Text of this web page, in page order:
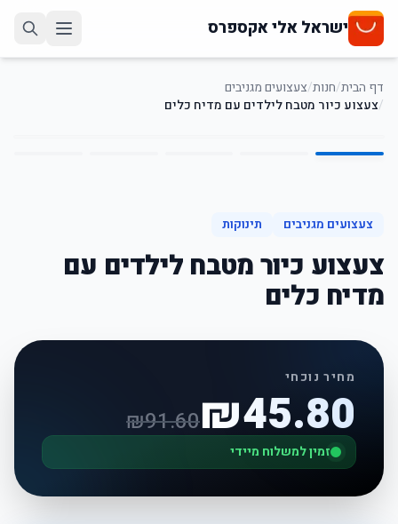
ישראל אלי אקספרס
דף הבית/חנות/צעצועים מגניבים
/צעצוע כיור מטבח לילדים עם מדיח כלים
1
/
5
צעצועים מגניבים תינוקות
צעצוע כיור מטבח לילדים עם
מדיח כלים
מחיר נוכחי
₪45.80
₪91.60
זמין למשלוח מיידי